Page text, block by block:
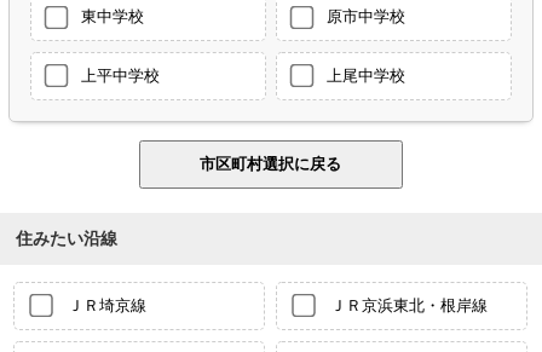
東中学校 原市中学校
上平中学校 上尾中学校
住みたい沿線
ＪＲ埼京線 ＪＲ京浜東北・根岸線